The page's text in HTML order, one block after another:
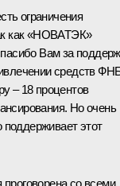
ограничения
как «НОВАТЭК»
Вам за
средств
– 18 процентов
Но очень
поддерживает этот
со всеми